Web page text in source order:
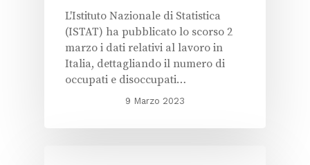
L'Istituto Nazionale di Statistica
(ISTAT) ha pubblicato lo scorso 2
marzo i dati relativi al lavoro in
Italia, dettagliando il numero di
occupati e disoccupati…
9 Marzo 2023